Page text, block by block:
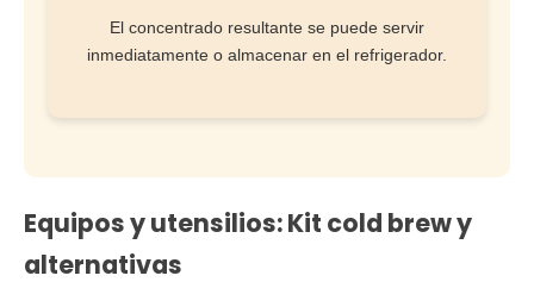
El concentrado resultante se puede servir
inmediatamente o almacenar en el refrigerador.
Equipos y utensilios: Kit cold brew y
alternativas